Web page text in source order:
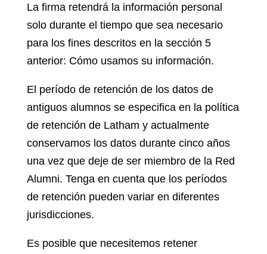
La firma retendrá la información personal
solo durante el tiempo que sea necesario
para los fines descritos en la sección 5
anterior: Cómo usamos su información.
El período de retención de los datos de
antiguos alumnos se especifica en la política
de retención de Latham y actualmente
conservamos los datos durante cinco años
una vez que deje de ser miembro de la Red
Alumni. Tenga en cuenta que los períodos
de retención pueden variar en diferentes
jurisdicciones.
Es posible que necesitemos retener